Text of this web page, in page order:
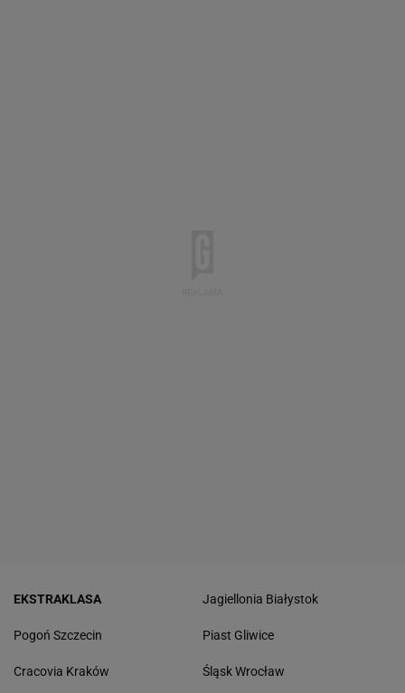
EKSTRAKLASA
Pogoń Szczecin
Cracovia Kraków
Jagiellonia Białystok
Piast Gliwice
Śląsk Wrocław